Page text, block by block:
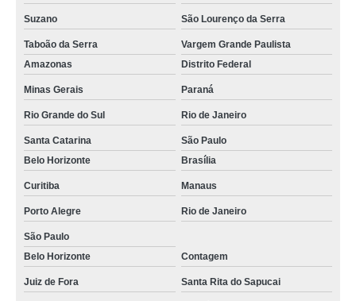
Suzano São Lourenço da Serra
Taboão da Serra
Vargem Grande Paulista
Amazonas
Distrito Federal
Minas Gerais Paraná
Rio Grande do Sul Rio de Janeiro
Santa Catarina
São Paulo
Belo Horizonte
Brasília
Curitiba Manaus
Porto Alegre Rio de Janeiro
São Paulo
Belo Horizonte
Contagem
Juiz de Fora Santa Rita do Sapucai